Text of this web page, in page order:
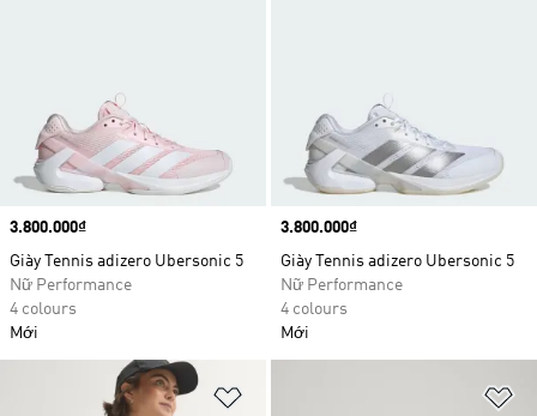
Price
3.800.000₫
Giày Tennis adizero Ubersonic 5
Nữ Performance
4 colours
Mới
Price
3.800.000₫
Giày Tennis adizero Ubersonic 5
Nữ Performance
4 colours
Mới